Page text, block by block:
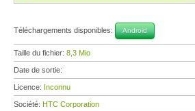
Téléchargements disponibles: Android
Taille du fichier: 8,3 Mio
Date de sortie:
Licence: Inconnu
Société: HTC Corporation